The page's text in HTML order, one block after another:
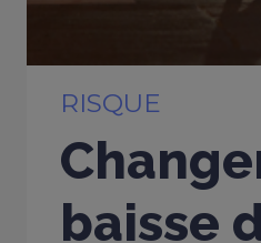
RISQUE
baisse